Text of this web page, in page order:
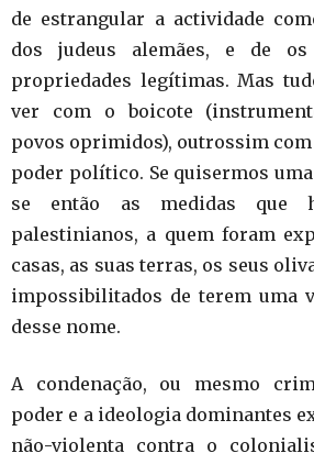
de estrangular a actividade
dos judeus alemães, e de
propriedades legítimas. Mas
ver com o boicote
povos oprimidos), outrossim
poder político. Se quisermos
se então as medidas que
palestinianos, a quem foram
casas, as suas terras, os seus
impossibilitados de terem uma
desse nome.
A condenação, ou mesmo
poder e a ideologia dominantes
não-violenta contra o